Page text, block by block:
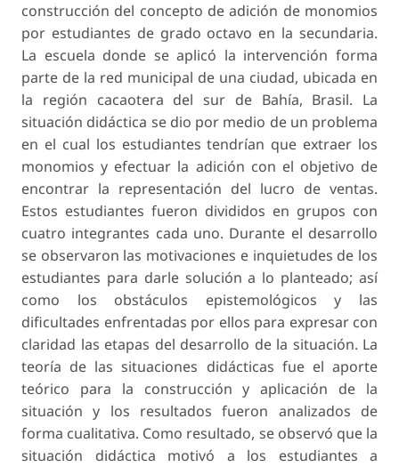
construcción del concepto de adición de monomios
por estudiantes de grado octavo en la secundaria.
La escuela donde se aplicó la intervención forma
parte de la red municipal de una ciudad, ubicada en
la región cacaotera del sur de Bahía, Brasil. La
situación didáctica se dio por medio de un problema
en el cual los estudiantes tendrían que extraer los
monomios y efectuar la adición con el objetivo de
encontrar la representación del lucro de ventas.
Estos estudiantes fueron divididos en grupos con
cuatro integrantes cada uno. Durante el desarrollo
se observaron las motivaciones e inquietudes de los
estudiantes para darle solución a lo planteado; así
como los obstáculos epistemológicos y las
dificultades enfrentadas por ellos para expresar con
claridad las etapas del desarrollo de la situación. La
teoría de las situaciones didácticas fue el aporte
teórico para la construcción y aplicación de la
situación y los resultados fueron analizados de
forma cualitativa. Como resultado, se observó que la
situación didáctica motivó a los estudiantes a